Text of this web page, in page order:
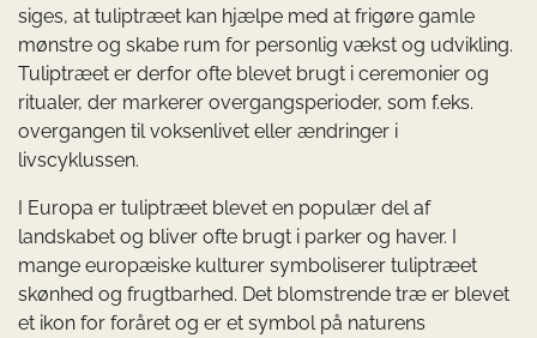
siges, at tuliptræet kan hjælpe med at frigøre gamle
mønstre og skabe rum for personlig vækst og udvikling.
Tuliptræet er derfor ofte blevet brugt i ceremonier og
ritualer, der markerer overgangsperioder, som f.eks.
overgangen til voksenlivet eller ændringer i
livscyklussen.
I Europa er tuliptræet blevet en populær del af
landskabet og bliver ofte brugt i parker og haver. I
mange europæiske kulturer symboliserer tuliptræet
skønhed og frugtbarhed. Det blomstrende træ er blevet
et ikon for foråret og er et symbol på naturens